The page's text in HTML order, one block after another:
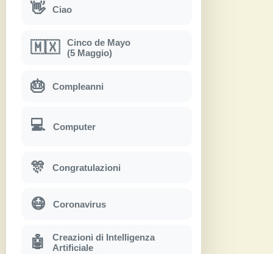
👋 Ciao
🇲🇽
Cinco de Mayo
(5 Maggio)
🎂 Compleanni
💻 Computer
🎊 Congratulazioni
😷 Coronavirus
🤖
Creazioni di Intelligenza
Artificiale